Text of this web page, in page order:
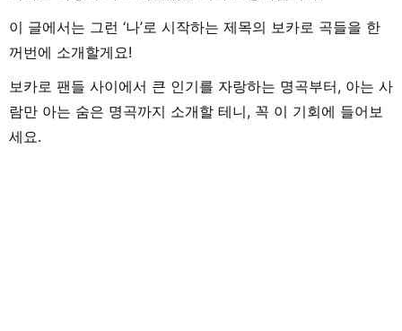
이 글에서는 그런 ‘나’로 시작하는 제목의 보카로 곡들을 한
꺼번에 소개할게요!
보카로 팬들 사이에서 큰 인기를 자랑하는 명곡부터, 아는 사
람만 아는 숨은 명곡까지 소개할 테니, 꼭 이 기회에 들어보
세요.